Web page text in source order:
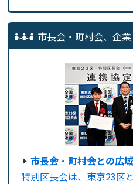
市長会・町村会、企
市長会・町村会との広
特別区長会は、東京23区